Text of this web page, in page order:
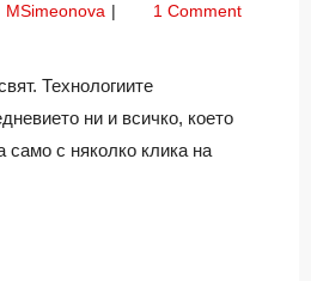
НА
MSimeonova В
смисъл
на
1 Comment
Технологиите
ни и всичко, което
само с няколко клика на